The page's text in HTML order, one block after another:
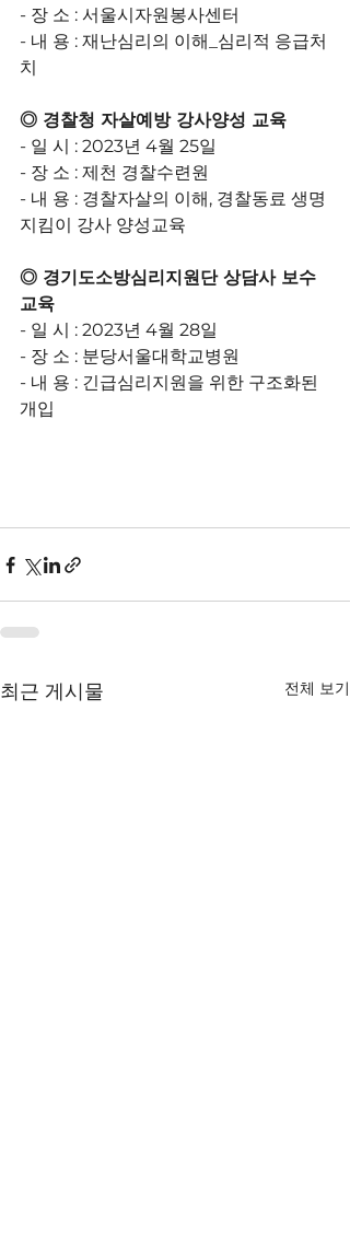
- 장 소 : 서울시자원봉사센터
- 내 용 : 재난심리의 이해_심리적 응급처
치
◎ 경찰청 자살예방 강사양성 교육
- 일 시 : 2023년 4월 25일
- 장 소 : 제천 경찰수련원
- 내 용 : 경찰자살의 이해, 경찰동료 생명
지킴이 강사 양성교육
◎ 경기도소방심리지원단 상담사 보수
교육
- 일 시 : 2023년 4월 28일
- 장 소 : 분당서울대학교병원
- 내 용 : 긴급심리지원을 위한 구조화된
개입
최근 게시물 전체 보기